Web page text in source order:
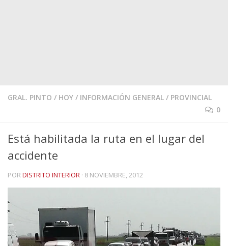
GRAL. PINTO / HOY / INFORMACIÓN GENERAL / PROVINCIAL
0
Está habilitada la ruta en el lugar del
accidente
PORDISTRITO INTERIOR · 8 NOVIEMBRE, 2012